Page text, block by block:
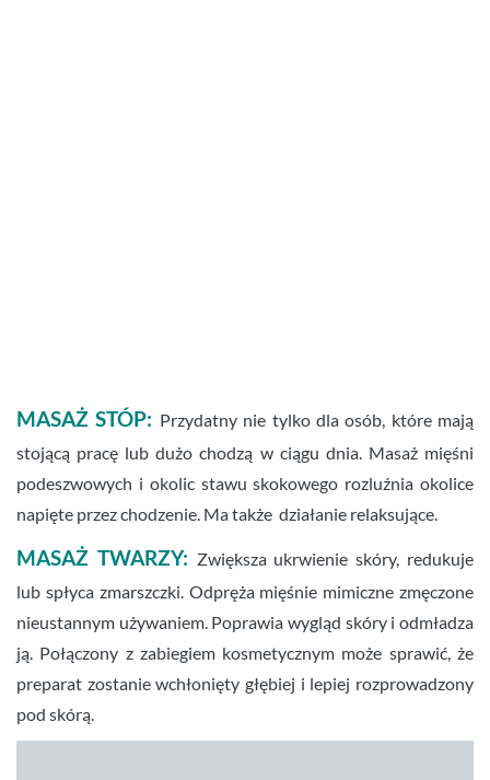
MASAŻ STÓP: Przydatny nie tylko dla osób, które mają
stojącą pracę lub dużo chodzą w ciągu dnia. Masaż mięśni
podeszwowych i okolic stawu skokowego rozluźnia okolice
napięte przez chodzenie. Ma także działanie relaksujące.
MASAŻ TWARZY: Zwiększa ukrwienie skóry, redukuje
lub spłyca zmarszczki. Odpręża mięśnie mimiczne zmęczone
nieustannym używaniem. Poprawia wygląd skóry i odmładza
ją. Połączony z zabiegiem kosmetycznym może sprawić, że
preparat zostanie wchłonięty głębiej i lepiej rozprowadzony
pod skórą.